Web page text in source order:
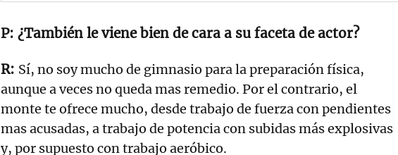
¿También le viene bien de cara a su faceta de actor?
Sí, no soy mucho de gimnasio para la preparación física,
aunque a veces no queda mas remedio. Por el contrario, el
monte te ofrece mucho, desde trabajo de fuerza con pendientes
mas acusadas, a trabajo de potencia con subidas más explosivas
y, por supuesto con trabajo aeróbico.